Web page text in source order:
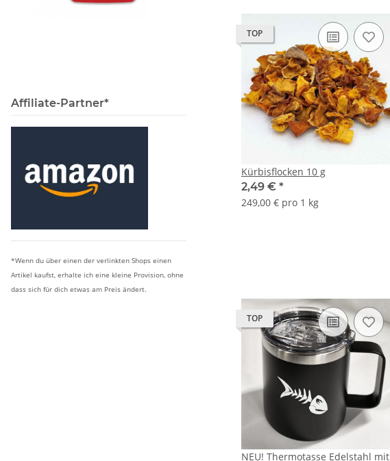
TOP
Kürbisflocken 10 g
2,49 € *
249,00 € pro 1 kg
TOP
NEU! Thermotasse Edelstahl mit
Affiliate-Partner*
*Wenn du über einen der verlinkten Shops einen
Artikel kaufst, erhalte ich eine kleine Provision, ohne
dass sich für dich etwas am Preis ändert.